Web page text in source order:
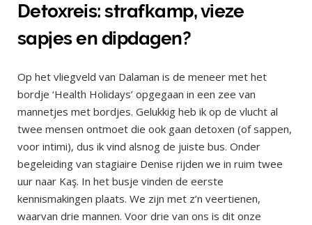
Detoxreis: strafkamp, vieze
sapjes en dipdagen?
Op het vliegveld van Dalaman is de meneer met het
bordje ‘Health Holidays’ opgegaan in een zee van
mannetjes met bordjes. Gelukkig heb ik op de vlucht al
twee mensen ontmoet die ook gaan detoxen (of sappen,
voor intimi), dus ik vind alsnog de juiste bus. Onder
begeleiding van stagiaire Denise rijden we in ruim twee
uur naar Kaş. In het busje vinden de eerste
kennismakingen plaats. We zijn met z’n veertienen,
waarvan drie mannen. Voor drie van ons is dit onze